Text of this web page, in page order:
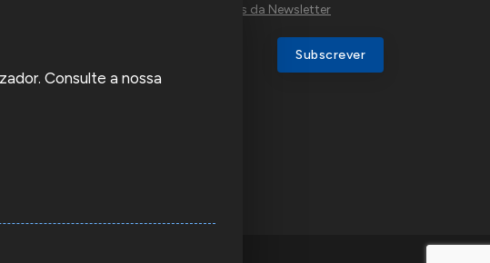
Condições da Newsletter
Subscrever
relojoaria e
Consulte a nossa